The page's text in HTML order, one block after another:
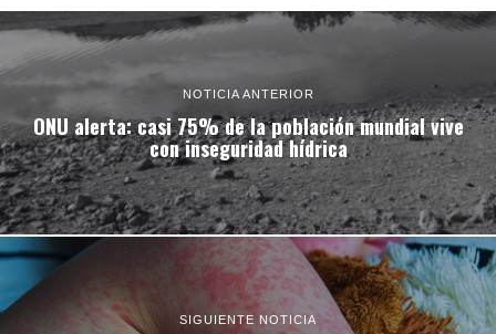
NOTICIA ANTERIOR
ONU alerta: casi 75% de la población mundial vive
con inseguridad hídrica
SIGUIENTE NOTICIA